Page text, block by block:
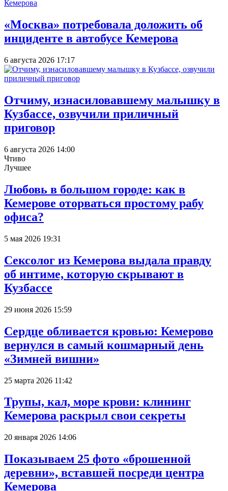
«Москва» потребовала доложить об
инциденте в автобусе Кемерова
6 августа 2026 17:17
Отчиму, изнасиловавшему малышку в
Кузбассе, озвучили приличный
приговор
6 августа 2026 14:00
Чтиво
Лучшее
Любовь в большом городе: как в
Кемерове оторваться простому рабу
офиса?
5 мая 2026 19:31
Сексолог из Кемерова выдала правду
об интиме, которую скрывают в
Кузбассе
29 июня 2026 15:59
Сердце обливается кровью: Кемерово
вернулся в самый кошмарный день
«Зимней вишни»
25 марта 2026 11:42
Трупы, кал, море крови: клининг
Кемерова раскрыл свои секреты
20 января 2026 14:06
Показываем 25 фото «брошенной
деревни», вставшей посреди центра
Кемерова